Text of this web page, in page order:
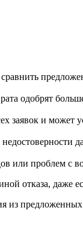
одобрят
и может
или проблем с
отказа, даже
из предложенных